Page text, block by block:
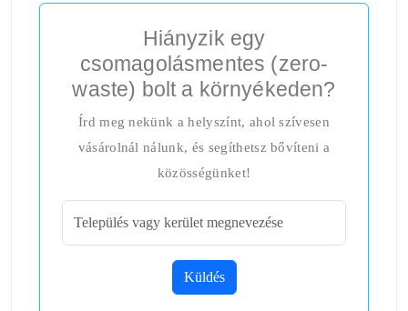
Hiányzik egy
csomagolásmentes (zero-
waste) bolt a környékeden?
Írd meg nekünk a helyszínt, ahol szívesen
vásárolnál nálunk, és segíthetsz bővíteni a
közösségünket!
Küldés